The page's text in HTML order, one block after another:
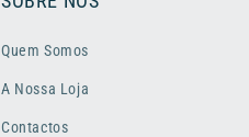
Quem Somos
A Nossa Loja
Contactos